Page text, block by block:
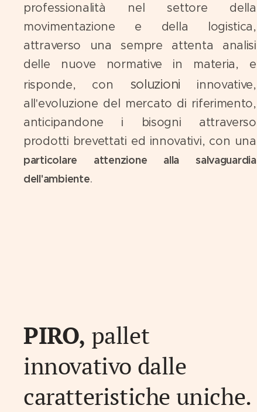
professionalità nel settore della
movimentazione e della logistica,
attraverso una sempre attenta analisi
delle nuove normative in materia, e
risponde, con soluzioni innovative,
all'evoluzione del mercato di riferimento,
anticipandone i bisogni attraverso
prodotti brevettati ed innovativi, con una
particolare attenzione alla salvaguardia
dell'ambiente.
PIRO, pallet
innovativo dalle
caratteristiche uniche.